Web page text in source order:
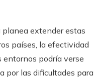
planea extender estas
países, la efectividad
entornos podría verse
por las dificultades para